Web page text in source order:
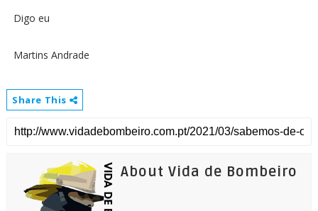
Digo eu
Martins Andrade
Share This
About Vida de Bombeiro